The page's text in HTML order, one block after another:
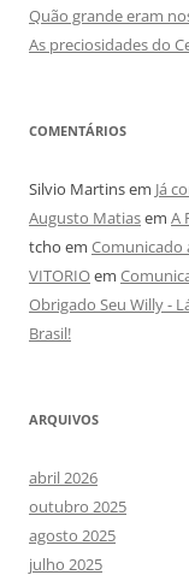
Quão grande eram
As preciosidades do
COMENTÁRIOS
Silvio Martinsem Já
Augusto Matiasem A
tcho em Comunicado
VITORIOem
Obrigado Seu Willy -
Brasil!
ARQUIVOS
abril 2026
outubro 2025
agosto 2025
julho 2025